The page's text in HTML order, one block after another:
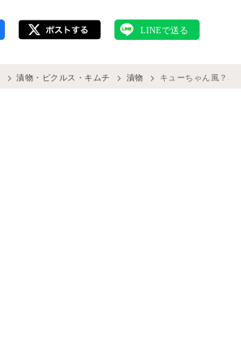
漬物・ピクルス・キムチ 漬物 キューちゃん風？な